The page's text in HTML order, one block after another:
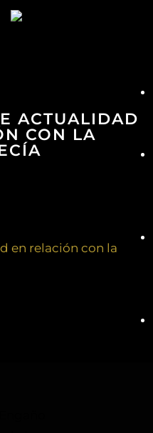
ACTUALIDAD
CON LA
en relación con la